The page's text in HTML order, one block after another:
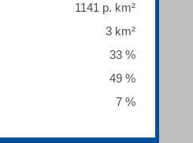
1141 p. km²
3 km²
33 %
49 %
7 %